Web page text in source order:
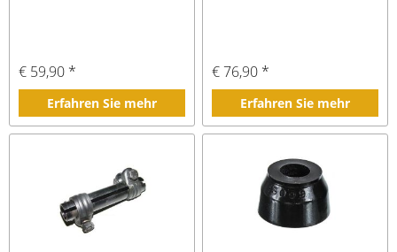
€ 59,90 *
Erfahren Sie mehr
€ 76,90 *
Erfahren Sie mehr